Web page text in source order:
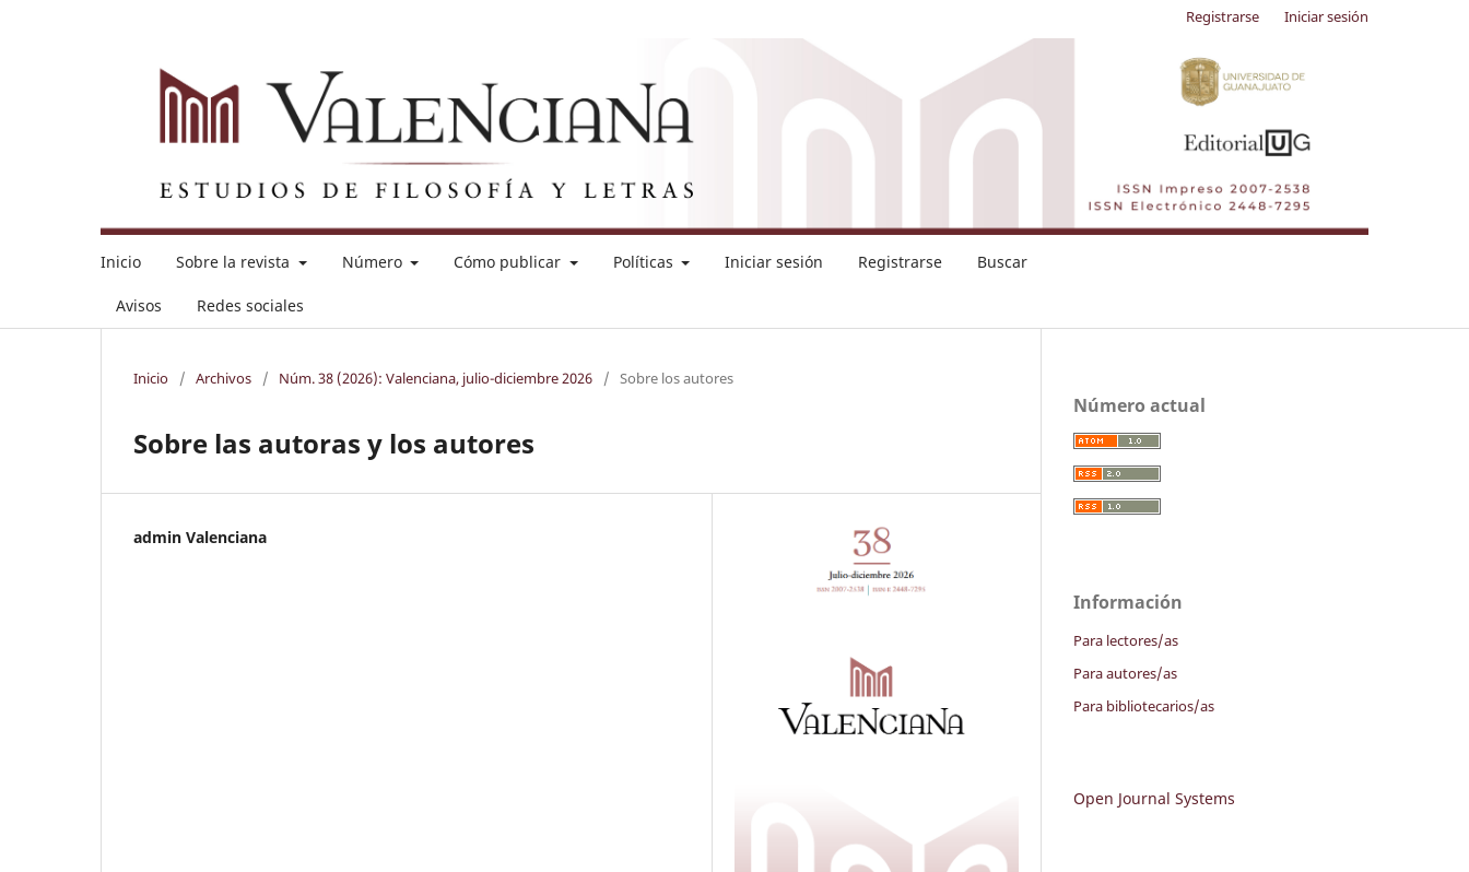
Inicio Sobre la revista Número Cómo publicar Políticas Iniciar sesión Registrarse Buscar
Avisos Redes sociales
Registrarse Iniciar sesión
Inicio / Archivos / Núm. 38 (2026): Valenciana, julio-diciembre 2026 / Sobre los autores
Sobre las autoras y los autores
admin Valenciana
Número actual
Información
Para lectores/as
Para autores/as
Para bibliotecarios/as
Open Journal Systems